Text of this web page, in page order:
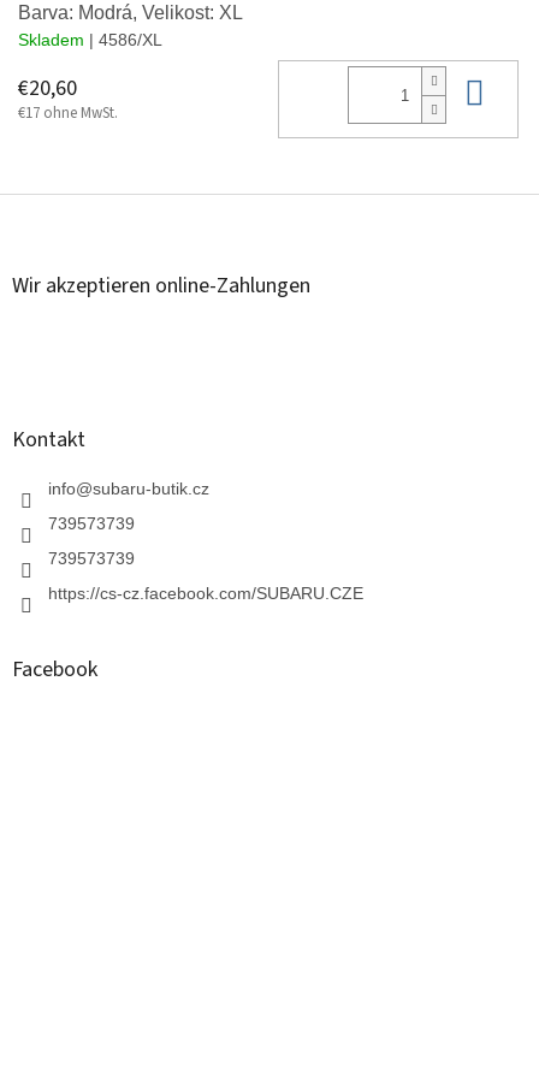
Barva: Modrá, Velikost: XL
Skladem | 4586/XL
€20,60
€17 ohne MwSt.
F
Wir akzeptieren online-Zahlungen
Kontakt
info@subaru-butik.cz
739573739
739573739
https://cs-cz.facebook.com/SUBARU.CZE
Facebook